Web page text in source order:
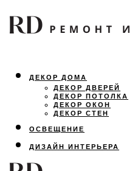
ДЕКОР ДОМА
ДЕКОР ДВЕРЕЙ
ДЕКОР ПОТОЛКА
ДЕКОР ОКОН
ДЕКОР СТЕН
ОСВЕЩЕНИЕ
ДИЗАЙН ИНТЕРЬЕРА
ЛАНДШАФТНЫЙ ДИЗАЙН